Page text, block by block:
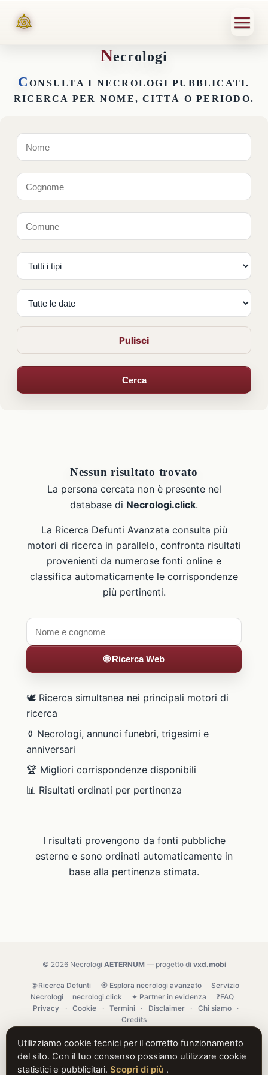
Necrologi
C ONSULTA I NECROLOGI PUBBLICATI.
RICERCA PER NOME, CITTÀ O PERIODO.
Pulisci
Cerca
Nessun risultato trovato
La persona cercata non è presente nel
database di Necrologi.click.
La Ricerca Defunti Avanzata consulta più
motori di ricerca in parallelo, confronta risultati
provenienti da numerose fonti online e
classifica automaticamente le corrispondenze
più pertinenti.
🌐 Ricerca Web
🕊️ Ricerca simultanea nei principali motori di
ricerca
⚱️ Necrologi, annunci funebri, trigesimi e
anniversari
🏆 Migliori corrispondenze disponibili
📊 Risultati ordinati per pertinenza
I risultati provengono da fonti pubbliche
esterne e sono ordinati automaticamente in
base alla pertinenza stimata.
© 2026 Necrologi AETERNUM— progetto di vxd.mobi
🌐 Ricerca Defunti 🧭 Esplora necrologi avanzato
Servizio
Necrologi
necrologi.click ✦ Partner in evidenza
❓FAQ
Privacy
· Cookie · Termini · Disclaimer · Chi siamo
·
Credits
Utilizziamo cookie tecnici per il corretto funzionamento
del sito. Con il tuo consenso possiamo utilizzare cookie
statistici e pubblicitari. Scopri di più .